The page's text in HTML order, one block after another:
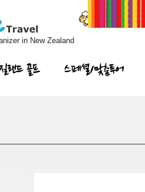
in New Zealand
랜드 골프 스페셜/맞춤투어